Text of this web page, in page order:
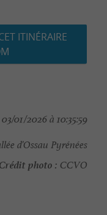
ITINÉRAIRE
03/01/2026 à 10:35:59
d'Ossau Pyrénées
photo : CCVO